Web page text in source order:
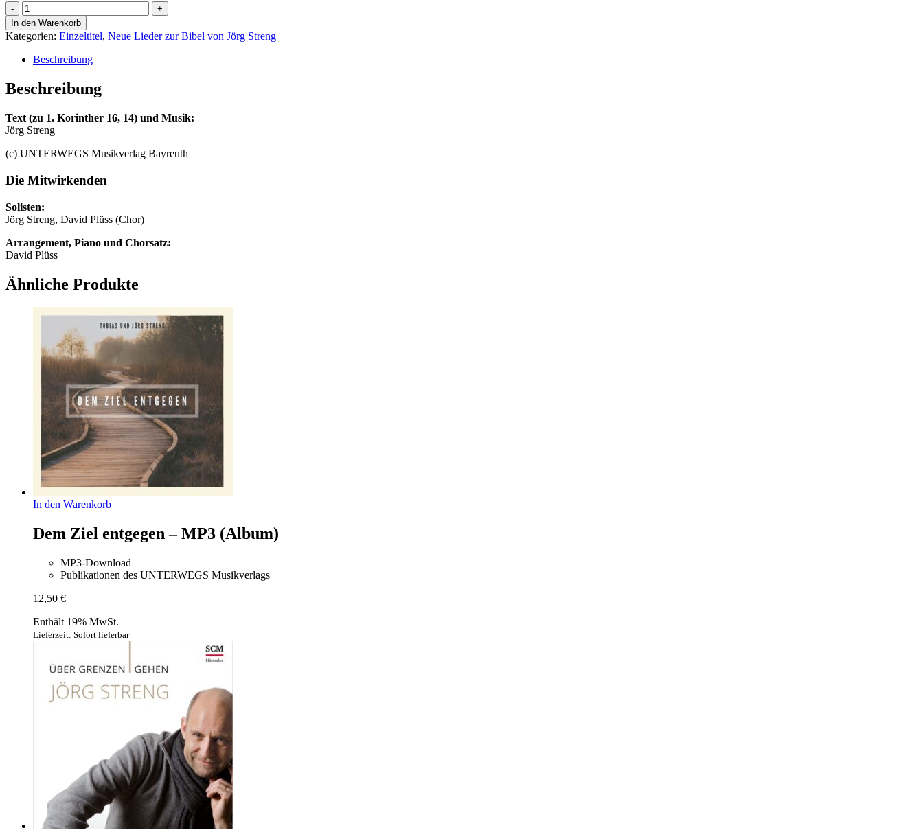
Alles,
was
ihr
tut
-
Audio-
Aufnahme
mp3
Menge
In den Warenkorb
Kategorien: Einzeltitel, Neue Lieder zur Bibel von Jörg Streng
Beschreibung
Beschreibung
Text (zu 1. Korinther 16, 14) und Musik:
Jörg Streng
(c) UNTERWEGS Musikverlag Bayreuth
Die Mitwirkenden
Solisten:
Jörg Streng, David Plüss (Chor)
Arrangement, Piano und Chorsatz:
David Plüss
Ähnliche Produkte
In den Warenkorb
Dem Ziel entgegen – MP3 (Album)
MP3-Download
Publikationen des UNTERWEGS Musikverlags
12,50 €
Enthält 19% MwSt.
Lieferzeit: Sofort lieferbar